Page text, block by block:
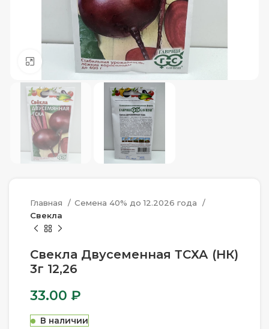
Нажмите, чтобы увеличить
Главная
Семена 40% до 12.2026 года
Свекла
Свекла Двусеменная ТСХА (НК)
3г 12,26
33.00 ₽
В наличии